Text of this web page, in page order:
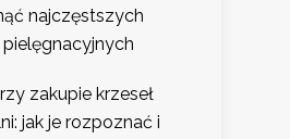
najczęstszych
pielęgnacyjnych
zakupie krzeseł
jak je rozpoznać i